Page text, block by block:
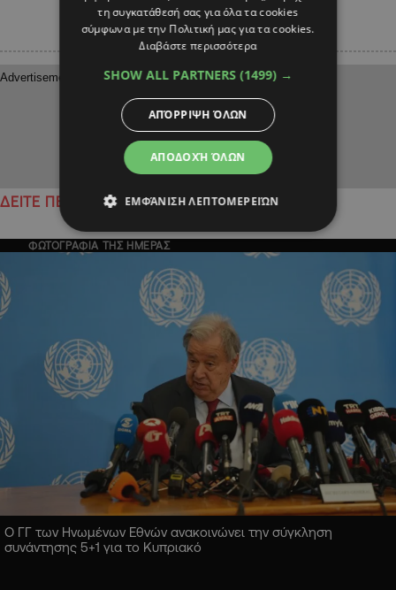
ΔΕΙΤΕ ΠΕΡΙΣΣΟΤΕΡΑ
ΦΩΤΟΓΡΑΦΙΑ ΤΗΣ ΗΜΕΡΑΣ
Ο ΓΓ των Ηνωμένων Εθνών ανακοινώνει την σύγκληση
συνάντησης 5+1 για το Κυπριακό
τη συγκατάθεσή σας για όλα τα cookies
σύμφωνα με την Πολιτική μας για τα cookies.
Διαβάστε περισσότερα
SHOW ALL PARTNERS (1499) →
ΑΠΟΔΟΧΉ ΌΛΩΝ
ΑΠΌΡΡΙΨΗ ΌΛΩΝ
ΕΜΦΆΝΙΣΗ ΛΕΠΤΟΜΕΡΕΙΏΝ